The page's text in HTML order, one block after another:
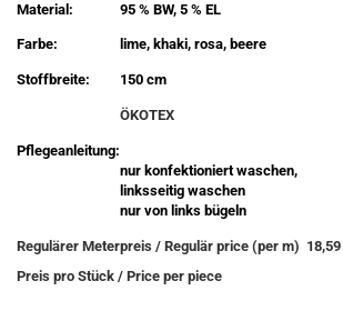
Material: 95 % BW, 5 % EL
Farbe: lime, khaki, rosa, beere
Stoffbreite: 150 cm
ÖKOTEX
Pflegeanleitung:
nur konfektioniert waschen,
linksseitig waschen
nur von links bügeln
Regulärer Meterpreis / Regulär price (per m) 18,59
Preis pro Stück / Price per piece